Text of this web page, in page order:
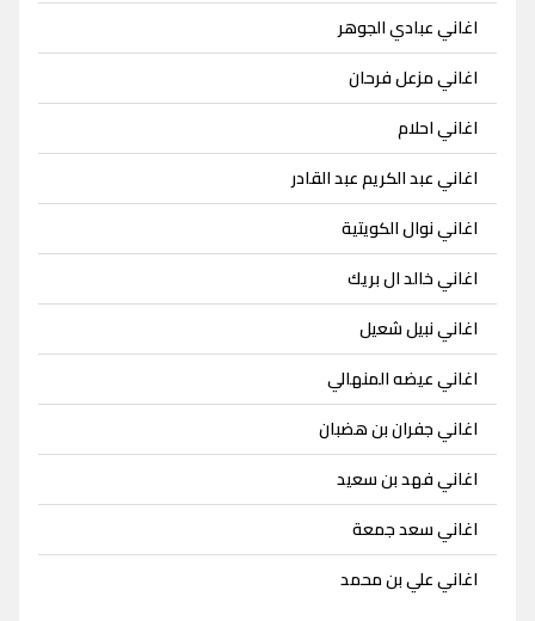
اغاني عبادي الجوهر
اغاني مزعل فرحان
اغاني احلام
اغاني عبد الكريم عبد القادر
اغاني نوال الكويتية
اغاني خالد ال بريك
اغاني نبيل شعيل
اغاني عيضه المنهالي
اغاني جفران بن هضبان
اغاني فهد بن سعيد
اغاني سعد جمعة
اغاني علي بن محمد